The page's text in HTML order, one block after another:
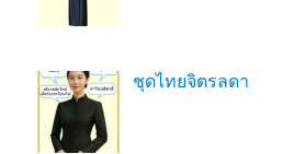
ชุดไทยจิตรลดา